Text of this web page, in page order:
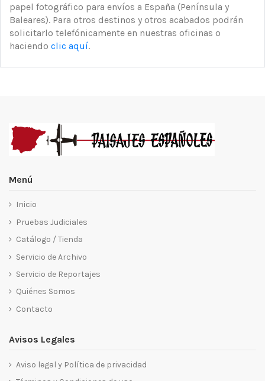
papel fotográfico para envíos a España (Península y
Baleares). Para otros destinos y otros acabados podrán
solicitarlo telefónicamente en nuestras oficinas o
haciendo clic aquí.
Menú
Inicio
Pruebas Judiciales
Catálogo / Tienda
Servicio de Archivo
Servicio de Reportajes
Quiénes Somos
Contacto
Avisos Legales
Aviso legal y Política de privacidad